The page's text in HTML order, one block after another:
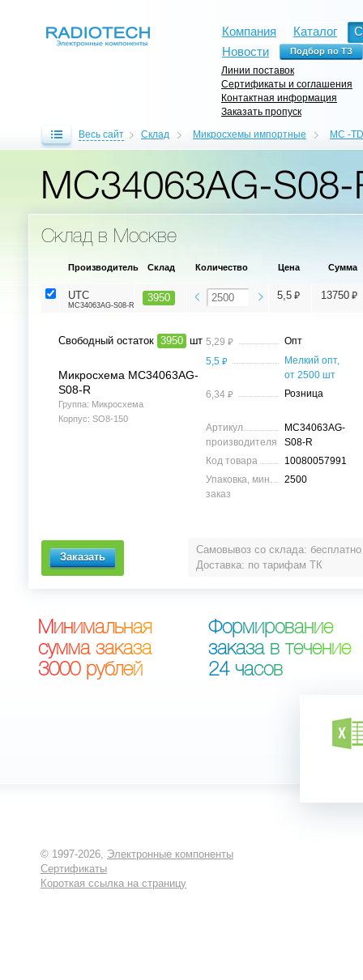
Компания Каталог
Новости
Линии поставок
Сертификаты и соглашения
Контактная информация
Заказать пропуск
Весь сайт Склад Микросхемы импортные MC -
MC34063AG-S08-
Склад в Москве
Самовывоз со склада: бесплатно
Доставка: по тарифам ТК
Производитель Склад Количество Цена Сумма
UTC
MC34063AG-S08-R
3950 5,5 ⃏ 13750 ⃏
Свободный остаток 3950 шт
Микросхема MC34063AG-
S08-R
Группа: Микросхема
Корпус: SO8-150
5,29 ⃏
Опт
5,5 ⃏
Мелкий опт,
от 2500 шт
6,34 ⃏ Розница
Артикул
производителя
MC34063AG-
S08-R
Код товара
10080057991
Упаковка, мин.
заказ
2500
Минимальная
сумма заказа
3000 рублей
Формирование
заказа в течение
24 часов
© 1997-2026, Электронные компоненты
Сертификаты
Короткая ссылка на страницу